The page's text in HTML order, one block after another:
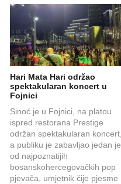
Hari Mata Hari održao
spektakularan koncert u
Fojnici
Sinoć je u Fojnici, na platou
ispred restorana Prestige
održan spektakularan koncert,
a publiku je zabavljao jedan je
od najpoznatijih
bosanskohercegovačkih pop
pjevača, umjetnik čije pjesme